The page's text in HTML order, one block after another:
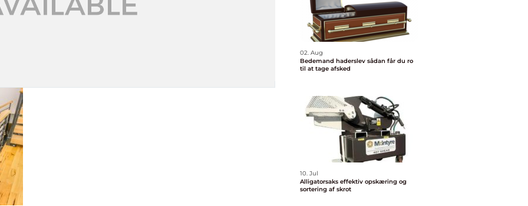
02. Aug
Bedemand haderslev sådan får du ro
til at tage afsked
10. Jul
Alligatorsaks effektiv opskæring og
sortering af skrot